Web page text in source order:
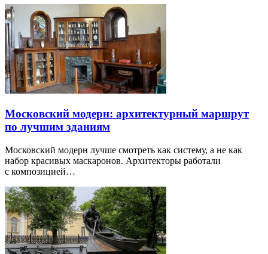
Московский модерн: архитектурный маршрут
по лучшим зданиям
Московский модерн лучше смотреть как систему, а не как
набор красивых маскаронов. Архитекторы работали
с композицией…